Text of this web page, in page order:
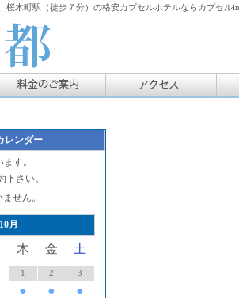
桜木町駅（徒歩７分）の格安カプセルホテルならカプセル
レンダー
す。
下さい。
せん。
月
木 金 土
1
●
2
●
3
●